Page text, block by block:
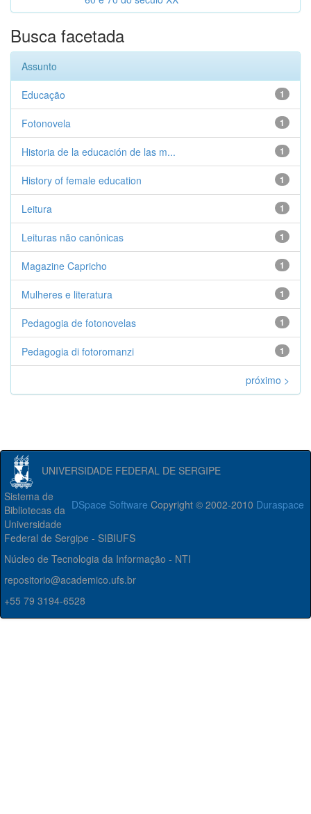
Busca facetada
Assunto
1
Educação
1
Fotonovela
1
Historia de la educación de las m...
1
History of female education
1
Leitura
1
Leituras não canônicas
1
Magazine Capricho
1
Mulheres e literatura
1
Pedagogia de fotonovelas
1
Pedagogia di fotoromanzi
próximo >
UNIVERSIDADE FEDERAL DE SERGIPE
DSpace Software Copyright © 2002-2010 Duraspace
Sistema de
Bibliotecas da
Universidade
Federal de Sergipe - SIBIUFS
Núcleo de Tecnologia da Informação - NTI
repositorio@academico.ufs.br
+55 79 3194-6528